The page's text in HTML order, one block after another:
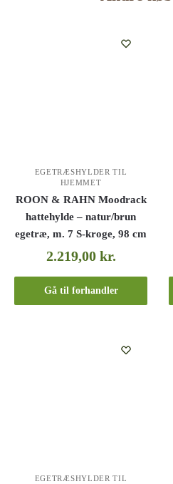
EGETRÆSHYLDER TIL
HJEMMET
ROON & RAHN Moodrack
hattehylde – natur/brun
egetræ, m. 7 S-kroge, 98 cm
2.219,00 kr.
Gå til forhandler
EGETRÆSHYLDER TIL